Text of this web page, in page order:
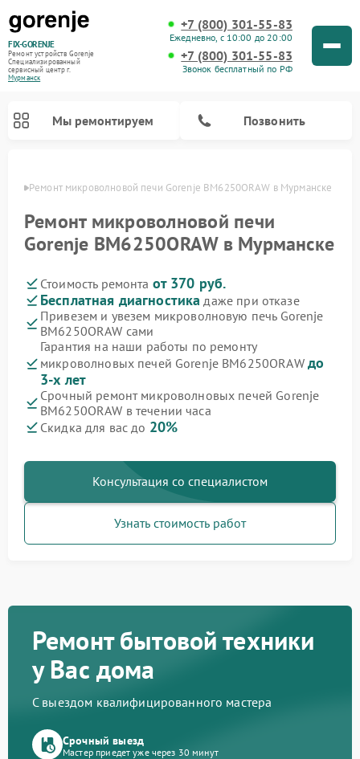
FIX-GORENJE
Ремонт устройств Gorenje
Специализированный
cервисный центр г.
Мурманск
+7 (800) 301-55-83
Ежедневно, с 10:00 до 20:00
+7 (800) 301-55-83
Звонок бесплатный по РФ
Мы ремонтируем Позвонить
Ремонт микроволновой печи Gorenje BM6250ORAW в Мурманске
Ремонт микроволновой печи
Gorenje BM6250ORAW в Мурманске
Стоимость ремонта от 370 руб.
Бесплатная диагностика даже при отказе
Привезем и увезем микроволновую печь Gorenje
BM6250ORAW сами
Гарантия на наши работы по ремонту
микроволновых печей Gorenje BM6250ORAW до
3-х лет
Срочный ремонт микроволновых печей Gorenje
BM6250ORAW в течении часа
Скидка для вас до 20%
Консультация со специалистом
Узнать стоимость работ
Ремонт бытовой техники
у Вас дома
С выездом квалифицированного мастера
Срочный выезд
Мастер приедет уже через 30 минут